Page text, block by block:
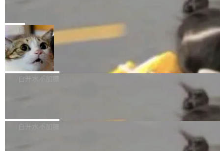
是把这段空隙补上。 回退到任何一次编辑：Delt
aDB 捕获 commit 之间的每一次操作，...
微软同期总资本开支的四成。 与亚马逊、Alpha
bet、微软以及 Meta 等传统科技巨头相比，Spa
ceXAI的资金消耗速度尤为引人瞩目。然而，支
撑庞大支出的资金来源却呈现出截然不同的面
貌。数据显示，微软和 Meta 主要依托充沛的经
一个在终端里运行的编程 agent；Muse Spark
1.2，驱动这个 agent 的新模型。一句话概括：
你可以用 curl -fsSL https://dev.meta.ai/install.
sh | bash 安装一个能在大项目里自动规划、写
代码、验证结果的 AI 终端工具。 据介绍，Muse
个主 agent 循环，外加一组后台 agent。这些后
局
美团开源 LoHoSearch，用知识图谱校
准 AI 能力认知
机器出题的前提，是让机器拥有全局视野。整个
构建流程可以分为四个环节：建图 → 控制难度
白开水不加糖
库，并将作为transport接入Mooncake TENT。
白开水不加糖